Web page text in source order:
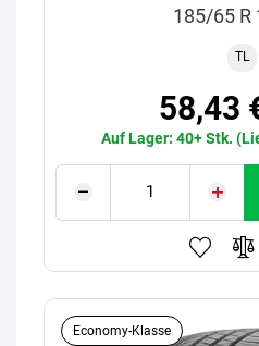
185/65 R
TL
58,43
Auf Lager: 40+ Stk.
Economy-Klasse